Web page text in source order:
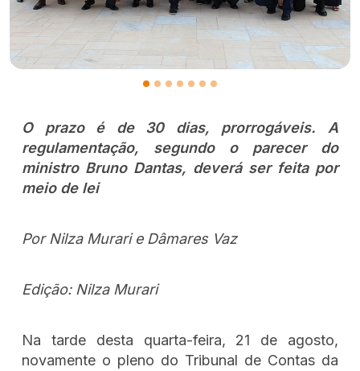
O prazo é de 30 dias, prorrogáveis. A
regulamentação, segundo o parecer do
ministro Bruno Dantas, deverá ser feita por
meio de lei
Por Nilza Murari e Dâmares Vaz
Edição: Nilza Murari
Na tarde desta quarta-feira, 21 de agosto,
novamente o pleno do Tribunal de Contas da